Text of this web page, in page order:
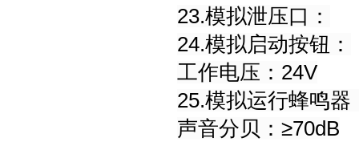
23.模拟泄压口：
24.模拟启动按钮：
工作电压：24V
25.模拟运行蜂鸣器
声音分贝：≥70dB